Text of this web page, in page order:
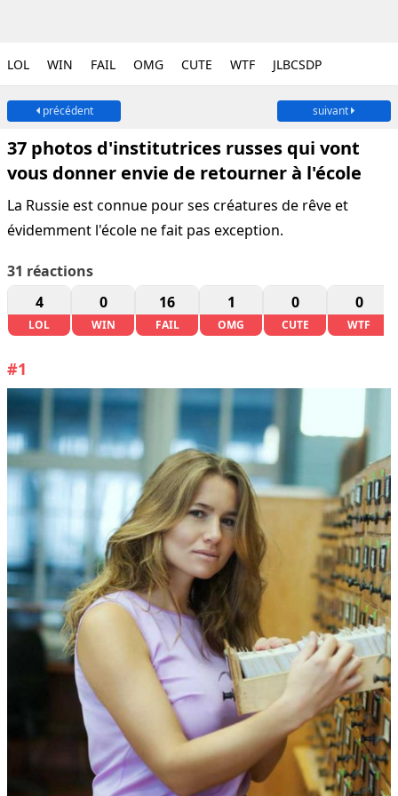
LOL WIN FAIL OMG CUTE WTF JLBCSDP
précédent suivant
37 photos d'institutrices russes qui vont
vous donner envie de retourner à l'école
La Russie est connue pour ses créatures de rêve et
évidemment l'école ne fait pas exception.
31 réactions
4
LOL
0
WIN
16
FAIL
1
OMG
0
CUTE
0
WTF
#1